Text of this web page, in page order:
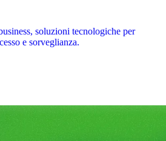
soluzioni tecnologiche per
e sorveglianza.